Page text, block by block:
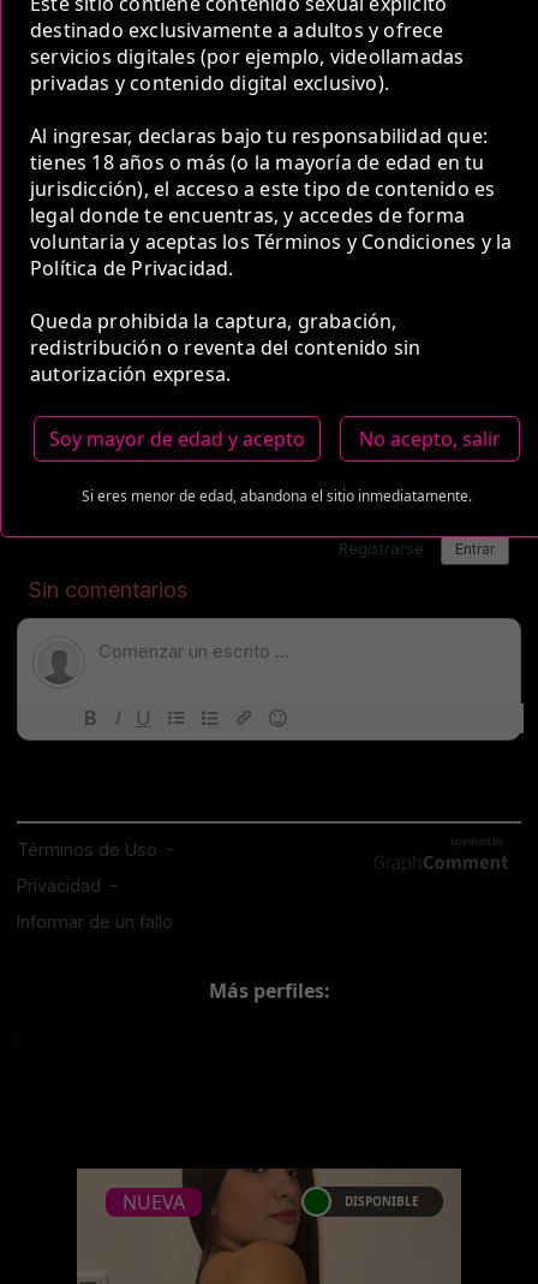
destinado exclusivamente a adultos y ofrece
servicios digitales (por ejemplo, videollamadas
privadas y contenido digital exclusivo).
Al ingresar, declaras bajo tu responsabilidad que:
tienes 18 años o más (o la mayoría de edad en tu
jurisdicción), el acceso a este tipo de contenido es
legal donde te encuentras, y accedes de forma
voluntaria y aceptas los Términos y Condiciones y la
Política de Privacidad.
Queda prohibida la captura, grabación,
redistribución o reventa del contenido sin
autorización expresa.
Soy mayor de edad y acepto No acepto, salir
Si eres menor de edad, abandona el sitio inmediatamente.
Estas tarifas incluyen transporte y preservativos
Medio de Pago:
Más perfiles:
NUEVA DISPONIBLE
MICHELLE GAVIRIA-
CATALAGO PLATINO
NUEVA